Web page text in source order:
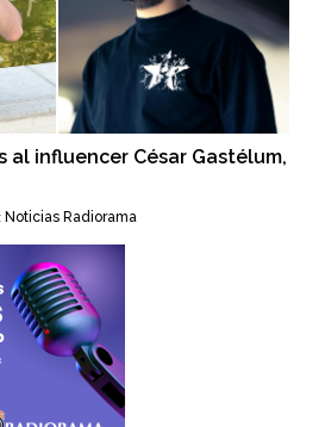
al influencer César Gastélum,
Noticias Radiorama